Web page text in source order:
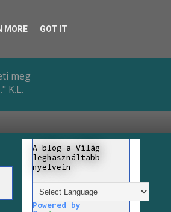
meg
K.L.
A blog a Világ
leghasználtabb
nyelvein
Powered by
MORE GOT IT